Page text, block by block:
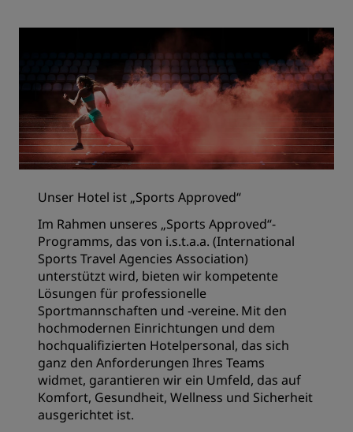
Unser Hotel ist „Sports Approved“
Im Rahmen unseres „Sports Approved“-
Programms, das von i.s.t.a.a. (International
Sports Travel Agencies Association)
unterstützt wird, bieten wir kompetente
Lösungen für professionelle
Sportmannschaften und -vereine. Mit den
hochmodernen Einrichtungen und dem
hochqualifizierten Hotelpersonal, das sich
ganz den Anforderungen Ihres Teams
widmet, garantieren wir ein Umfeld, das auf
Komfort, Gesundheit, Wellness und Sicherheit
ausgerichtet ist.